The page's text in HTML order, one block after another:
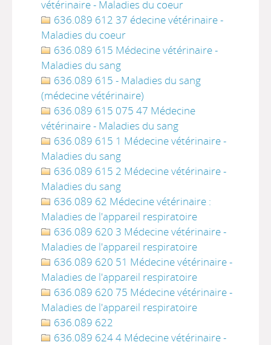
vétérinaire - Maladies du coeur
636.089 612 37 édecine vétérinaire -
Maladies du coeur
636.089 615 Médecine vétérinaire -
Maladies du sang
636.089 615 - Maladies du sang
(médecine vétérinaire)
636.089 615 075 47 Médecine
vétérinaire - Maladies du sang
636.089 615 1 Médecine vétérinaire -
Maladies du sang
636.089 615 2 Médecine vétérinaire -
Maladies du sang
636.089 62 Médecine vétérinaire :
Maladies de l'appareil respiratoire
636.089 620 3 Médecine vétérinaire -
Maladies de l'appareil respiratoire
636.089 620 51 Médecine vétérinaire -
Maladies de l'appareil respiratoire
636.089 620 75 Médecine vétérinaire -
Maladies de l'appareil respiratoire
636.089 622
636.089 624 4 Médecine vétérinaire -